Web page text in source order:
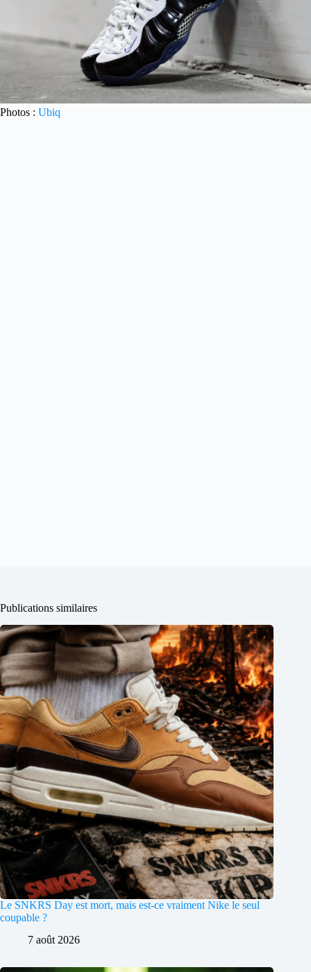
Photos : Ubiq
Publications similaires
Le SNKRS Day est mort, mais est-ce vraiment Nike le seul
coupable ?
7 août 2026